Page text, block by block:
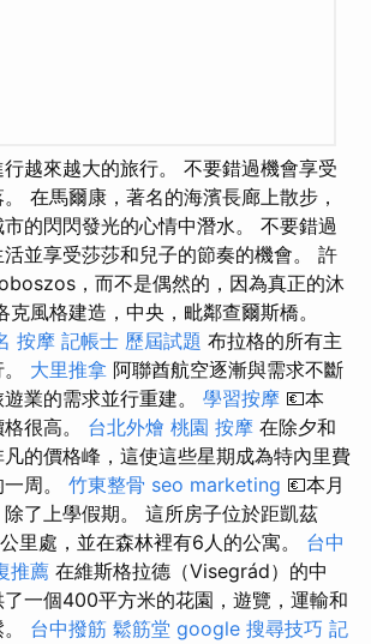
越來越大的旅行。 不要錯過機會享受
在馬爾康，著名的海濱長廊上散步，
的閃閃發光的心情中潛水。 不要錯過
並享受莎莎和兒子的節奏的機會。 許
，而不是偶然的，因為真正的沐
風格建造，中央，毗鄰查爾斯橋。
按摩 記帳士 歷屆試題 布拉格的所有主
大里推拿 阿聯酋航空逐漸與需求不斷
業的需求並行重建。 學習按摩 💶本
很高。 台北外燴 桃園 按摩 在除夕和
的價格峰，這使這些星期成為特內里費
周。 竹東整骨 seo marketing 💶本月
了上學假期。 這所房子位於距凱茲
里處，並在森林裡有6人的公寓。 台中
推薦 在維斯格拉德（Visegrád）的中
一個400平方米的花園，遊覽，運輸和
台中撥筋 鬆筋堂 google 搜尋技巧 記